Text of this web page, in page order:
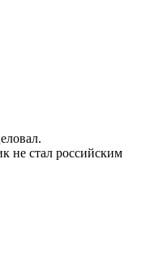
не стал российским